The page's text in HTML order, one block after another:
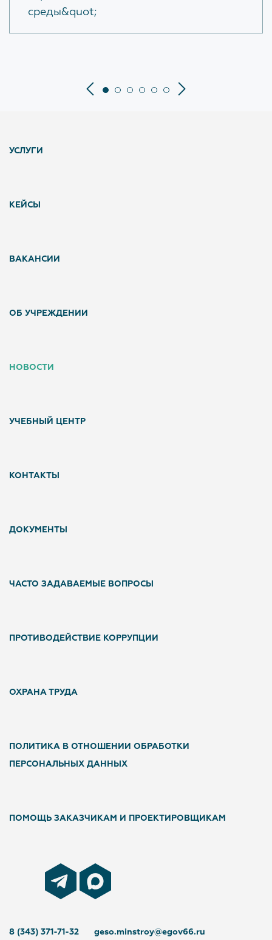
УСЛУГИ
КЕЙСЫ
ВАКАНСИИ
ОБ УЧРЕЖДЕНИИ
НОВОСТИ
УЧЕБНЫЙ ЦЕНТР
КОНТАКТЫ
ДОКУМЕНТЫ
ЧАСТО ЗАДАВАЕМЫЕ ВОПРОСЫ
ПРОТИВОДЕЙСТВИЕ КОРРУПЦИИ
ОХРАНА ТРУДА
ПОЛИТИКА В ОТНОШЕНИИ ОБРАБОТКИ
ПЕРСОНАЛЬНЫХ ДАННЫХ
ПОМОЩЬ ЗАКАЗЧИКАМ И ПРОЕКТИРОВЩИКАМ
8 (343) 371-71-32 geso.minstroy@egov66.ru